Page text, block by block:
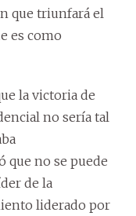
que triunfará el
es como
la victoria de
no sería tal
que no se puede
de la
liderado por